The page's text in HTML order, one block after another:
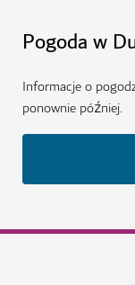
Pogoda w
Informacje o
ponownie później.